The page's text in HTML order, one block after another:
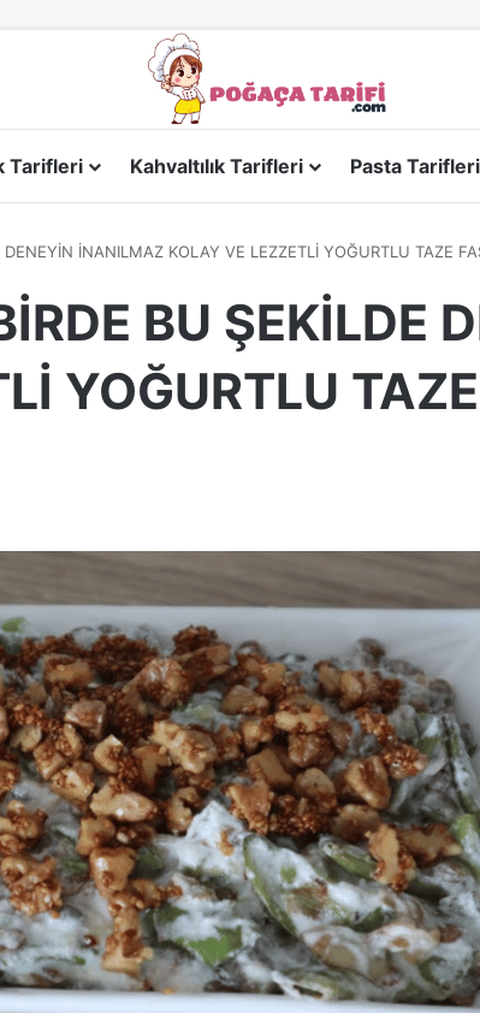
Tarifleri Kahvaltılık Tarifleri Pasta Tarifleri
DENEYİN İNANILMAZ KOLAY VE LEZZETLİ YOĞURTLU TAZE
BU ŞEKİLDE
YOĞURTLU